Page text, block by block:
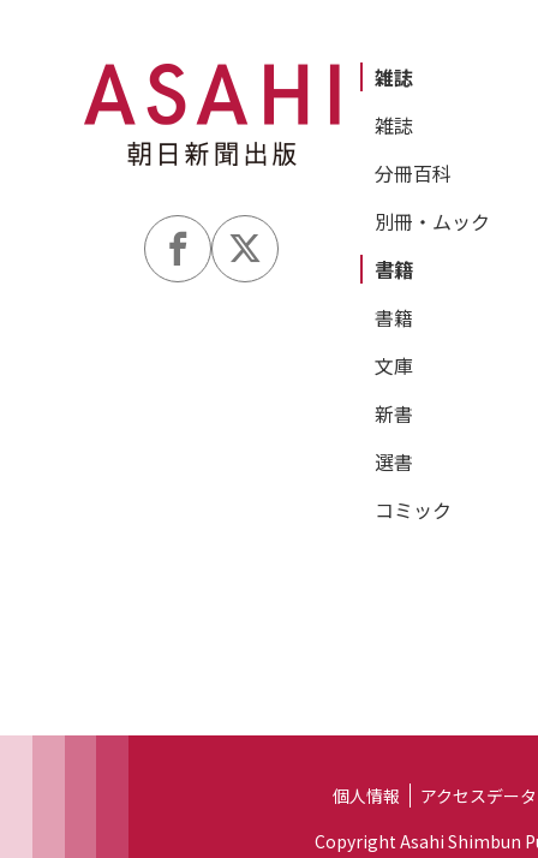
雑誌
雑誌
分冊百科
別冊・ムック
書籍
書籍
文庫
新書
選書
コミック
個人情報
アクセスデータ
Copyright Asahi Shimbun